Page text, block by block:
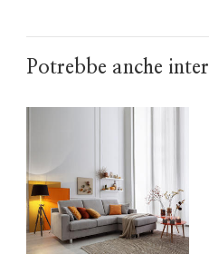
Potrebbe anche